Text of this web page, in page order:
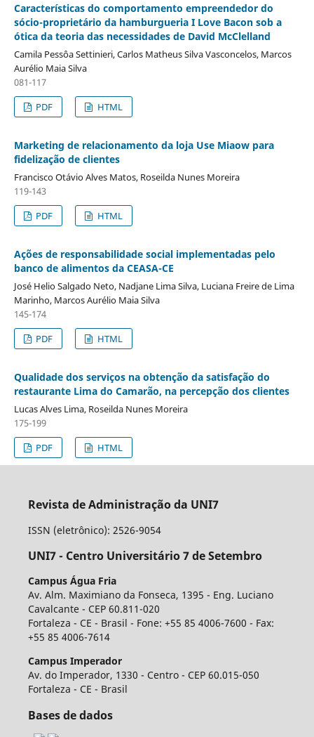
Características do comportamento empreendedor do
sócio-proprietário da hamburgueria I Love Bacon sob a
ótica da teoria das necessidades de David McClelland
Camila Pessôa Settinieri, Carlos Matheus Silva Vasconcelos, Marcos
Aurélio Maia Silva
081-117
PDF
HTML
Marketing de relacionamento da loja Use Miaow para
fidelização de clientes
Francisco Otávio Alves Matos, Roseilda Nunes Moreira
119-143
PDF
HTML
Ações de responsabilidade social implementadas pelo
banco de alimentos da CEASA-CE
José Helio Salgado Neto, Nadjane Lima Silva, Luciana Freire de Lima
Marinho, Marcos Aurélio Maia Silva
145-174
PDF
HTML
Qualidade dos serviços na obtenção da satisfação do
restaurante Lima do Camarão, na percepção dos clientes
Lucas Alves Lima, Roseilda Nunes Moreira
175-199
PDF
HTML
Revista de Administração da UNI7
ISSN (eletrônico): 2526-9054
UNI7 - Centro Universitário 7 de Setembro
Campus Água Fria
Av. Alm. Maximiano da Fonseca, 1395 - Eng. Luciano
Cavalcante - CEP 60.811-020
Fortaleza - CE - Brasil - Fone: +55 85 4006-7600 - Fax:
+55 85 4006-7614
Campus Imperador
Av. do Imperador, 1330 - Centro - CEP 60.015-050
Fortaleza - CE - Brasil
Bases de dados